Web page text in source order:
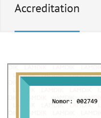
Accreditation